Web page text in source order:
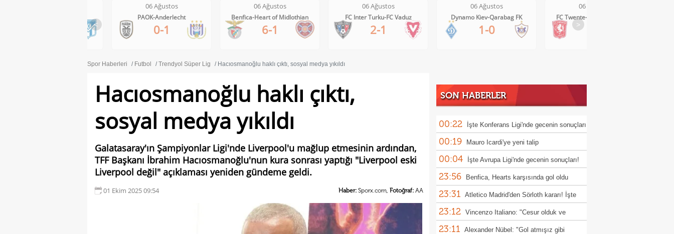
<
06 Ağustos
PAOK-Anderlecht
0-1
06 Ağustos
Benfica-Heart of Midlothian
6-1
06 Ağustos
FC Inter Turku-FC Vaduz
2-1
06 Ağustos
Dynamo Kiev-Qarabag FK
1-0
06 Ağustos
FC Twente-Dunajska Streda
>
Spor Haberleri Futbol Trendyol Süper Lig Hacıosmanoğlu haklı çıktı, sosyal medya yıkıldı
Hacıosmanoğlu haklı çıktı,
sosyal medya yıkıldı
Galatasaray'ın Şampiyonlar Ligi'nde Liverpool'u mağlup etmesinin ardından,
TFF Başkanı İbrahim Hacıosmanoğlu'nun kura sonrası yaptığı "Liverpool eski
Liverpool değil" açıklaması yeniden gündeme geldi.
01 Ekim 2025 09:54 Haber: Sporx.com, Fotoğraf: AA
SON HABERLER
00:22 İşte Konferans Ligi'nde gecenin sonuçları
00:19 Mauro Icardi'ye yeni talip
00:04 İşte Avrupa Ligi'nde gecenin sonuçları!
23:56 Benfica, Hearts karşısında gol oldu
yağdı!
23:31 Atletico Madrid'den Sörloth kararı! İşte
istenen rakam
23:12 Vincenzo Italiano: "Cesur olduk ve
kazandık"
23:11 Alexander Nübel: "Gol atmışız gibi